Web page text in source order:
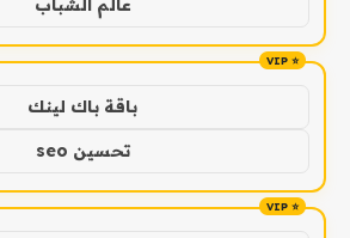
عالم الشباب
باقة باك لينك
تحسين seo